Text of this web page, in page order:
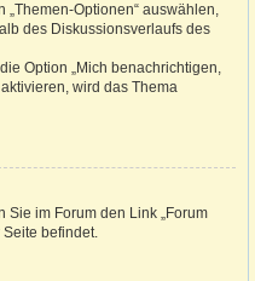
Optionen“ auswählen,
des Diskussionsverlaufs des
Option „Mich benachrichtigen,
wird das Thema
im Forum den Link „Forum
befindet.